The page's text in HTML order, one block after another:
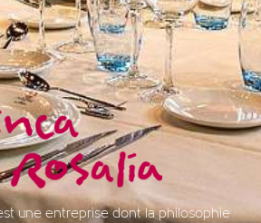
une entreprise dont la philosophie